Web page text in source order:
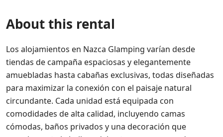
About this rental
Los alojamientos en Nazca Glamping varían desde
tiendas de campaña espaciosas y elegantemente
amuebladas hasta cabañas exclusivas, todas diseñadas
para maximizar la conexión con el paisaje natural
circundante. Cada unidad está equipada con
comodidades de alta calidad, incluyendo camas
cómodas, baños privados y una decoración que